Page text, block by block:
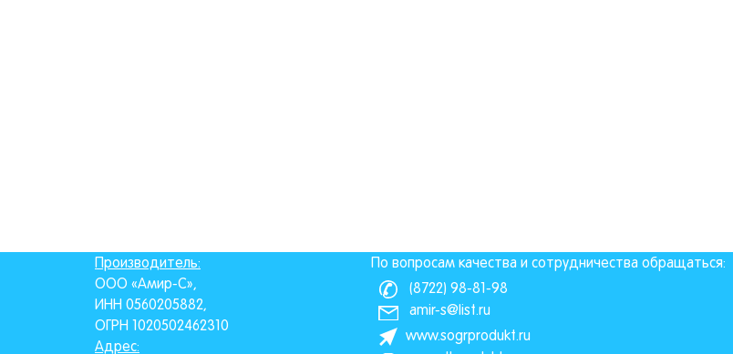
Производитель:
ООО «Амир-С»,
ИНН 0560205882,
ОГРН 1020502462310
Адрес:
По вопросам качества и сотрудничества обращаться:
(8722) 98-81-98
amir-s@list.ru
www.sogrprodukt.ru